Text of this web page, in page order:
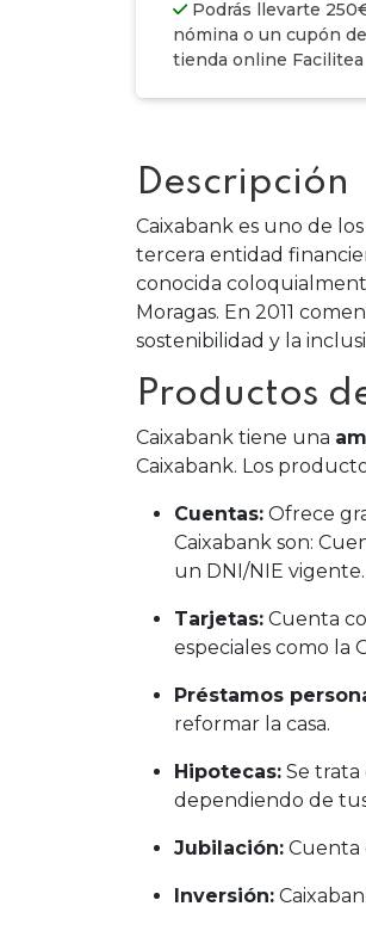
Podrás llevarte
nómina o un cupón
tienda online Facilitea
Descripción
Caixabank es uno de
tercera entidad
conocida
Moragas. En 2011
sostenibilidad y la
Productos
Caixabank tiene una
Caixabank. Los
Cuentas: Ofrece
Caixabank son:
un DNI/NIE vigente.
Tarjetas: Cuenta
especiales como la
Préstamos
reformar la casa.
Hipotecas: Se trata
dependiendo de
Jubilación: Cuenta
Inversión: